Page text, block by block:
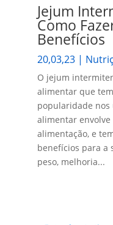
Jejum
Como
Benefícios
20,03,23|
O jejum
alimentar que
popularidade nos
alimentar
alimentação, e
benefícios para a
peso, melhoria...